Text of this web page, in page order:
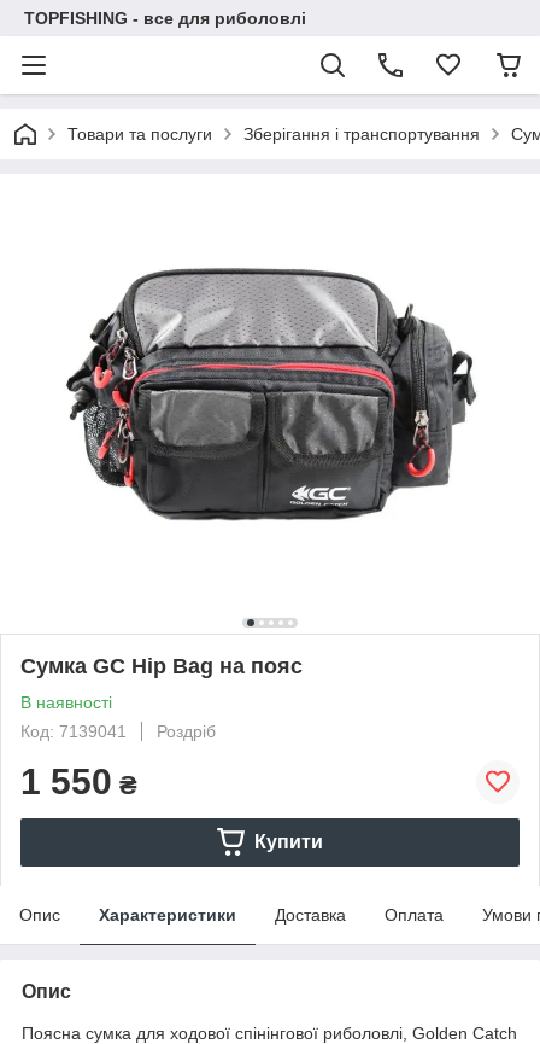
TOPFISHING - все для риболовлі
Товари та послуги Зберігання і транспортування
Сумка GC Hip Bag на пояс
В наявності
Код: 7139041
Роздріб
1 550 ₴
Купити
Опис Характеристики Доставка Оплата Умови
Опис
Поясна сумка для ходової спінінгової риболовлі, Golden Catch